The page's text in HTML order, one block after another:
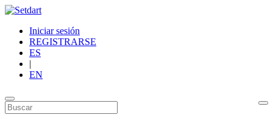
Iniciar sesión
REGISTRARSE
ES
|
EN